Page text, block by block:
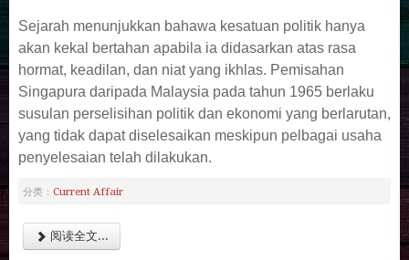
Sejarah menunjukkan bahawa kesatuan politik hanya
akan kekal bertahan apabila ia didasarkan atas rasa
hormat, keadilan, dan niat yang ikhlas. Pemisahan
Singapura daripada Malaysia pada tahun 1965 berlaku
susulan perselisihan politik dan ekonomi yang berlarutan,
yang tidak dapat diselesaikan meskipun pelbagai usaha
penyelesaian telah dilakukan.
分类： Current Affair
阅读全文...